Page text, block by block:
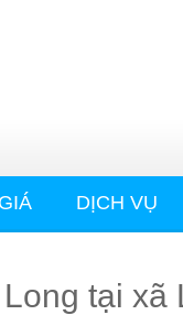
DỊCH VỤ
tại xã